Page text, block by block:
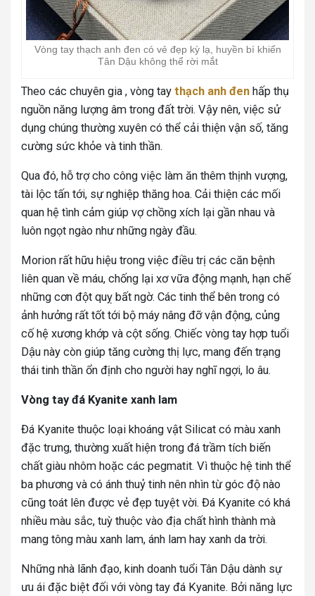
Vòng tay thạch anh đen có vẻ đẹp kỳ lạ, huyền bí khiến
Tân Dậu không thể rời mắt
Theo các chuyên gia , vòng tay thạch anh đen hấp thụ
nguồn năng lượng âm trong đất trời. Vậy nên, việc sử
dụng chúng thường xuyên có thể cải thiện vận số, tăng
cường sức khỏe và tinh thần.
Qua đó, hỗ trợ cho công việc làm ăn thêm thịnh vượng,
tài lộc tấn tới, sự nghiệp thăng hoa. Cải thiện các mối
quan hệ tình cảm giúp vợ chồng xích lại gần nhau và
luôn ngọt ngào như những ngày đầu.
Morion rất hữu hiệu trong việc điều trị các căn bệnh
liên quan về máu, chống lại xơ vữa động mạnh, hạn chế
những cơn đột quỵ bất ngờ. Các tinh thể bên trong có
ảnh hưởng rất tốt tới bộ máy nâng đỡ vận động, củng
cố hệ xương khớp và cột sống. Chiếc vòng tay hợp tuổi
Dậu này còn giúp tăng cường thị lực, mang đến trạng
thái tinh thần ổn định cho người hay nghĩ ngợi, lo âu.
Vòng tay đá Kyanite xanh lam
Đá Kyanite thuộc loại khoáng vật Silicat có màu xanh
đặc trưng, thường xuất hiện trong đá trầm tích biến
chất giàu nhôm hoặc các pegmatit. Vì thuộc hệ tinh thể
ba phương và có ánh thuỷ tinh nên nhìn từ góc độ nào
cũng toát lên được vẻ đẹp tuyệt vời. Đá Kyanite có khá
nhiều màu sắc, tuỳ thuộc vào địa chất hình thành mà
mang tông màu xanh lam, ánh lam hay xanh da trời.
Những nhà lãnh đạo, kinh doanh tuổi Tân Dậu dành sự
ưu ái đặc biệt đối với vòng tay đá Kyanite. Bởi năng lực